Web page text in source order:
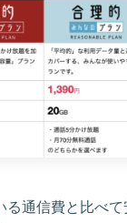
る通信費と比べ